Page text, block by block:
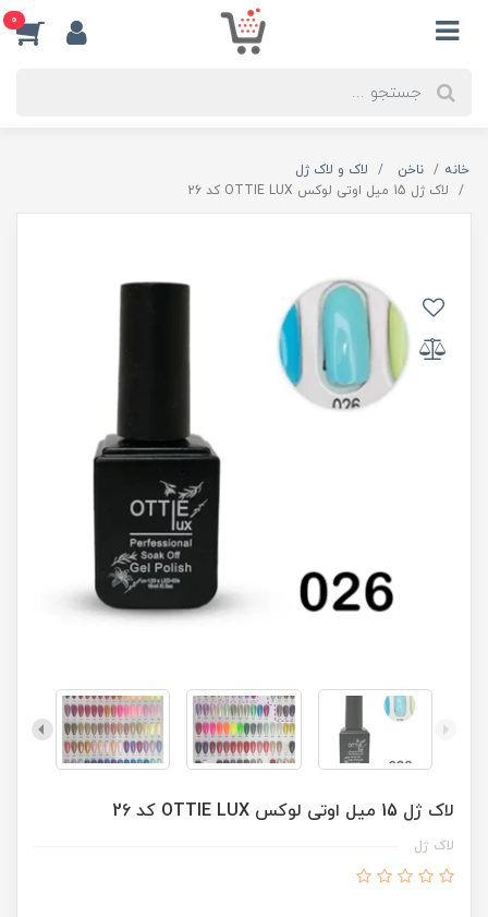
0
خانه ناخن
لاک و لاک ژل
لاک ژل 15 میل اوتی لوکس OTTIE LUX کد 26
لاک ژل 15 میل اوتی لوکس OTTIE LUX کد 26
لاک ژل